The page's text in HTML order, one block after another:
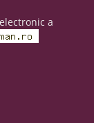
a